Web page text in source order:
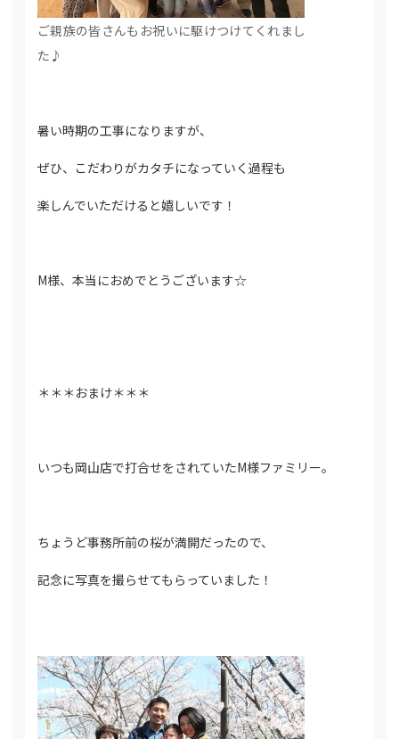
ご親族の皆さんもお祝いに駆けつけてくれまし
た♪
暑い時期の工事になりますが、
ぜひ、こだわりがカタチになっていく過程も
楽しんでいただけると嬉しいです！
M様、本当におめでとうございます☆
＊＊＊おまけ＊＊＊
いつも岡山店で打合せをされていたM様ファミリー。
ちょうど事務所前の桜が満開だったので、
記念に写真を撮らせてもらっていました！